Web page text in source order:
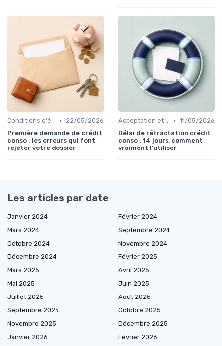
Conditions d'éligibilité •
22/05/2026
Première demande de crédit
conso : les erreurs qui font
rejeter votre dossier
Acceptation et mise en place du crédit • 11/05/2026
Délai de rétractation crédit
conso : 14 jours, comment
vraiment l'utiliser
Les articles par date
Janvier 2024
Février 2024
Mars 2024
Septembre 2024
Octobre 2024
Novembre 2024
Décembre 2024
Février 2025
Mars 2025
Avril 2025
Mai 2025
Juin 2025
Juillet 2025
Août 2025
Septembre 2025
Octobre 2025
Novembre 2025
Décembre 2025
Janvier 2026
Février 2026